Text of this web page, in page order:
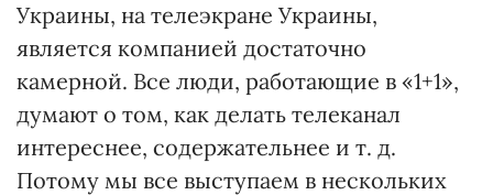
Украины, на телеэкране Украины,
является компанией достаточно
камерной. Все люди, работающие в «1+1»,
думают о том, как делать телеканал
интереснее, содержательнее и т. д.
Потому мы все выступаем в нескольких